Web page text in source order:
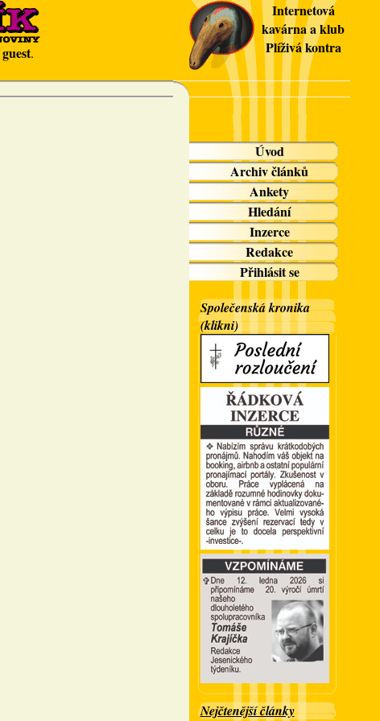
guest.
Internetová
kavárna a klub
Plíživá kontra
Úvod
Archiv článků
Ankety
Hledání
Inzerce
Redakce
Přihlásit se
Společenská kronika
(klikni)
Nejčtenější články